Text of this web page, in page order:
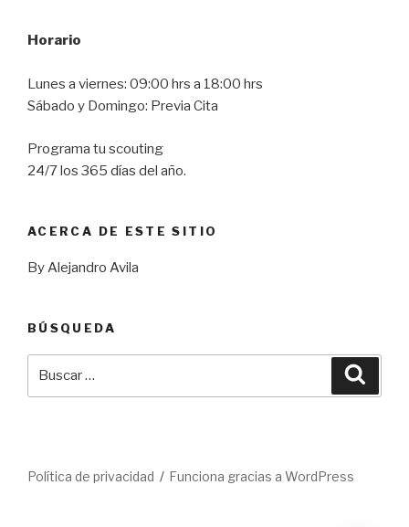
Horario
Lunes a viernes: 09:00 hrs a 18:00 hrs
Sábado y Domingo: Previa Cita
Programa tu scouting
24/7 los 365 días del año.
ACERCA DE ESTE SITIO
By Alejandro Avila
BÚSQUEDA
Política de privacidad Funciona gracias a WordPress